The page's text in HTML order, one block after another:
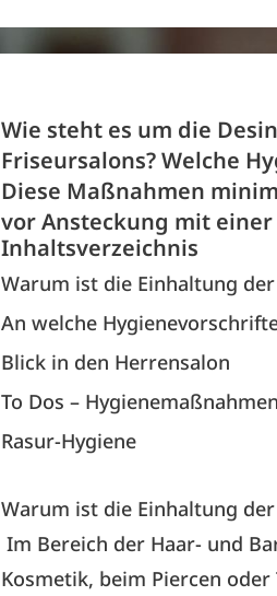
Wie steht es um die
Friseursalons? Welche
Diese Maßnahmen
vor Ansteckung mit
Inhaltsverzeichnis
Warum ist die Einhaltung
An welche
Blick in den Herrensalon
To Dos –
Rasur-Hygiene
Warum ist die Einhaltung
Im Bereich der Haar- und
Kosmetik, beim Piercen